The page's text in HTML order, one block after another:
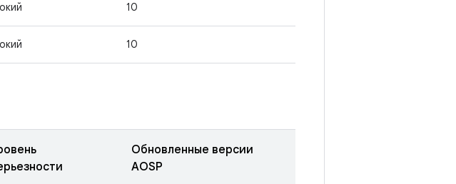
10
10
Обновленные версии
AOSP